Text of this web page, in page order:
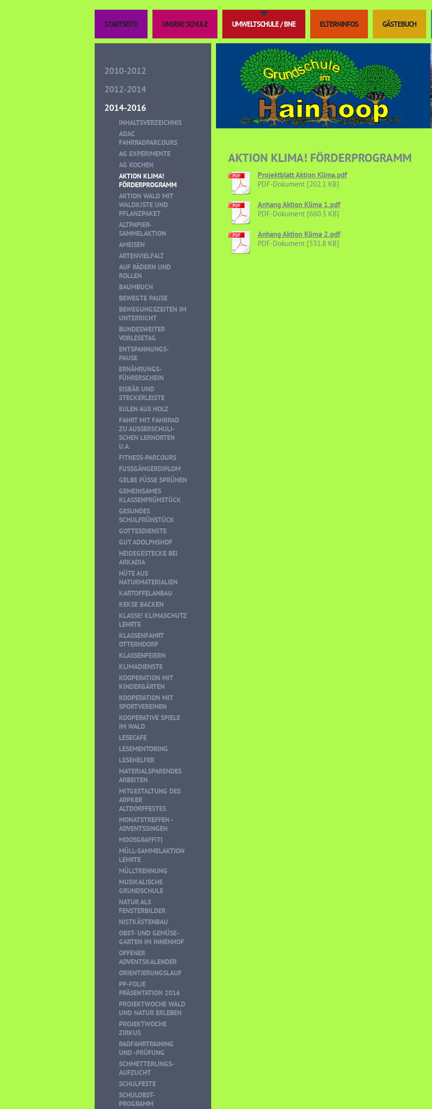
STARTSEITE UNSERE SCHULE UMWELTSCHULE / BNE ELTERNINFOS GÄSTEBUCH
2010-2012
2012-2014
2014-2016
INHALTSVERZEICHNIS
ADAC
FAHRRADPARCOURS
AG EXPERIMENTE
AG KOCHEN
AKTION KLIMA!
FÖRDERPROGRAMM
AKTION WALD MIT
WALDKISTE UND
PFLANZPAKET
ALTPAPIER-
SAMMELAKTION
AMEISEN
ARTENVIELFALT
AUF RÄDERN UND
ROLLEN
BAUMBUCH
BEWEGTE PAUSE
BEWEGUNGSZEITEN IM
UNTERRICHT
BUNDESWEITER
VORLESETAG
ENTSPANNUNGS-
PAUSE
ERNÄHRUNGS-
FÜHRERSCHEIN
EISBÄR UND
STECKERLEISTE
EULEN AUS HOLZ
FAHRT MIT FAHRRAD
ZU AUSSERSCHULI-S
CHEN LERNORTEN U
.A.
FITNESS-PARCOURS
FUSSGÄNGERDIPLOM
GELBE FÜSSE SPRÜHEN
GEMEINSAMES
KLASSENFRÜHSTÜCK
GESUNDES
SCHULFRÜHSTÜCK
GOTTESDIENSTE
GUT ADOLPHSHOF
HEIDEGESTECKE BEI
ARKADIA
HÜTE AUS
NATURMATERIALIEN
KARTOFFELANBAU
KEKSE BACKEN
KLASSE! KLIMASCHUTZ
LEHRTE
KLASSENFAHRT
OTTERNDORF
KLASSENFEIERN
KLIMADIENSTE
KOOPERATION MIT
KINDERGÄRTEN
KOOPERATION MIT
SPORTVEREINEN
KOOPERATIVE SPIELE
IM WALD
LESECAFE
LESEMENTORING
LESEHELFER
MATERIALSPARENDES
ARBEITEN
MITGESTALTUNG DES
ARPKER
ALTDORFFESTES
MONATSTREFFEN -
ADVENTSSINGEN
MOOSGRAFFITI
MÜLL-SAMMELAKTION
LEHRTE
MÜLLTRENNUNG
MUSIKALISCHE
GRUNDSCHULE
NATUR ALS
FENSTERBILDER
NISTKÄSTENBAU
OBST- UND GEMÜSE-
GARTEN IM INNENHOF
OFFENER
ADVENTSKALENDER
ORIENTIERUNGSLAUF
PP-FOLIE
PRÄSENTATION 2016
PROJEKTWOCHE WALD
UND NATUR ERLEBEN
PROJEKTWOCHE
ZIRKUS
RADFAHRTRAINING
UND -PRÜFUNG
SCHMETTERLINGS-
AUFZUCHT
SCHULFESTE
SCHULOBST-
PROGRAMM
AKTION KLIMA! FÖRDERPROGRAMM
Projektblatt Aktion Klima.pdf
PDF-Dokument [202.1 KB]
Anhang Aktion Klima 1.pdf
PDF-Dokument [660.3 KB]
Anhang Aktion Klima 2.pdf
PDF-Dokument [531.8 KB]